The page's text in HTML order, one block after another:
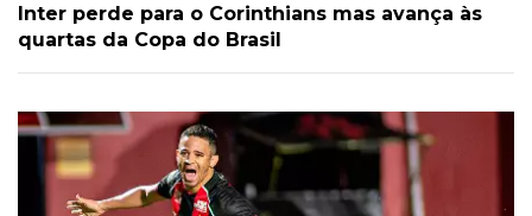
Inter perde para o Corinthians mas avança às
quartas da Copa do Brasil